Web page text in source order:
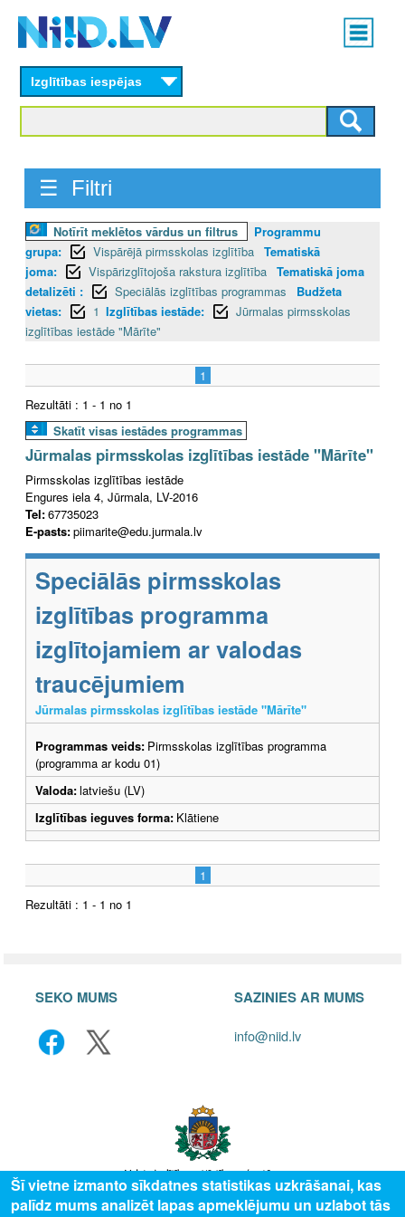
content
Main
menu
Izglītības iespējas
☰ Filtri
Notīrīt meklētos vārdus un filtrus
Programmu
grupa:
Vispārējā pirmsskolas izglītība Tematiskā
joma:
Vispārizglītojoša rakstura izglītība Tematiskā joma
detalizēti :
Speciālās izglītības programmas
Budžeta
vietas:
1 Izglītības iestāde:
Jūrmalas pirmsskolas
izglītības iestāde "Mārīte"
1
Rezultāti : 1 - 1 no 1
Skatīt visas iestādes programmas
Jūrmalas pirmsskolas izglītības iestāde "Mārīte"
Pirmsskolas izglītības iestāde
Engures iela 4, Jūrmala, LV-2016
Tel:67735023
E-pasts:piimarite@edu.jurmala.lv
Speciālās pirmsskolas
izglītības programma
izglītojamiem ar valodas
traucējumiem
Jūrmalas pirmsskolas izglītības iestāde "Mārīte"
Programmas veids: Pirmsskolas izglītības programma
(programma ar kodu 01)
Valoda:latviešu (LV)
Izglītības ieguves forma: Klātiene
1
Rezultāti : 1 - 1 no 1
SEKO MUMS SAZINIES AR MUMS
info@niid.lv
Šī vietne izmanto sīkdatnes statistikas uzkrāšanai, kas
palīdz mums analizēt lapas apmeklējumu un uzlabot tās